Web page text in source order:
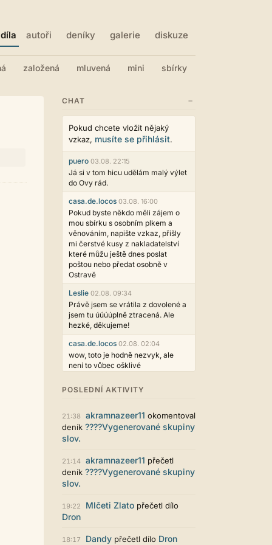
díla autoři deníky galerie diskuze
založená mluvená mini sbírky
CHAT −
Pokud chcete vložit nějaký
vzkaz, musíte se přihlásit.
puero 03.08. 22:15
Já si v tom hicu udělám malý výlet
do Ovy rád.
casa.de.locos 03.08. 16:00
Pokud byste někdo měli zájem o
mou sbírku s osobním plkem a
věnováním, napište vzkaz, přišly
mi čerstvé kusy z nakladatelství
které můžu ještě dnes poslat
poštou nebo předat osobně v
Ostravě
Leslie 02.08. 09:34
Právě jsem se vrátila z dovolené a
jsem tu úúúúplně ztracená. Ale
hezké, děkujeme!
casa.de.locos 02.08. 02:04
wow, toto je hodně nezvyk, ale
není to vůbec ošklivé
Jarda468
Už i počet přečtení jde vidět,
myslím také už v pořádku,
perfektní práce :)
Singularis
Líbí se mi tmavá varianta nového
vzhledu. Na některých místech
jsou sice mezi prvky příliš velké
mezery, ale když mě to bude štvát,
stylem... Celkově je styl dobře
funkční a příjemný. Podvedl se.
puero 29.07. 11:53
POSLEDNÍ AKTIVITY
21:38 akramnazeer11 okomentoval
deník ????Vygenerované skupiny
slov.
21:14 akramnazeer11 přečetl
deník ????Vygenerované skupiny
slov.
19:22 Mlčeti Zlato přečetl dílo
Dron
18:17 Dandy přečetl dílo Dron